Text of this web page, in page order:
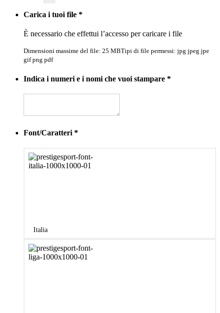
Carica i tuoi file *
È necessario che effettui l’accesso per caricare i file
Dimensioni massime del file: 25 MBTipi di file permessi: jpg jpeg jpe
gif png pdf
Indica i numeri e i nomi che vuoi stampare *
Font/Caratteri *
Italia